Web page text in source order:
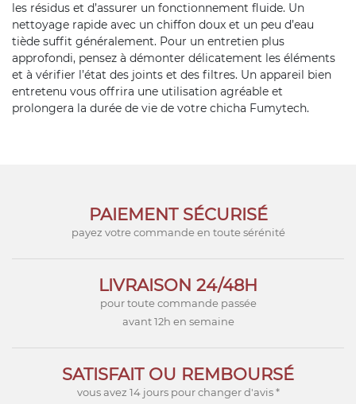
les résidus et d’assurer un fonctionnement fluide. Un
nettoyage rapide avec un chiffon doux et un peu d’eau
tiède suffit généralement. Pour un entretien plus
approfondi, pensez à démonter délicatement les éléments
et à vérifier l’état des joints et des filtres. Un appareil bien
entretenu vous offrira une utilisation agréable et
prolongera la durée de vie de votre chicha Fumytech.
PAIEMENT SÉCURISÉ
payez votre commande en toute sérénité
LIVRAISON 24/48H
pour toute commande passée
avant 12h en semaine
SATISFAIT OU REMBOURSÉ
vous avez 14 jours pour changer d'avis *